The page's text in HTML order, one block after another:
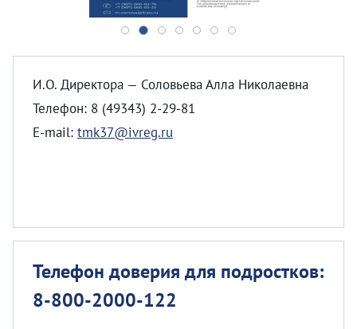
И.О. Директора — Соловьева Алла Николаевна
Телефон: 8 (49343) 2-29-81
E-mail: tmk37@ivreg.ru
Телефон доверия для подростков:
8-800-2000-122